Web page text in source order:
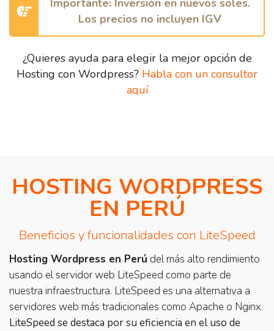
Importante: Inversión en nuevos soles.
Los precios no incluyen IGV
¿Quieres ayuda para elegir la mejor opción de
Hosting con Wordpress? Habla con un consultor
aquí
HOSTING WORDPRESS
EN PERÚ
Beneficios y funcionalidades con LiteSpeed
Hosting Wordpress en Perú del más alto rendimiento
usando el servidor web LiteSpeed como parte de
nuestra infraestructura. LiteSpeed es una alternativa a
servidores web más tradicionales como Apache o Nginx.
LiteSpeed se destaca por su eficiencia en el uso de